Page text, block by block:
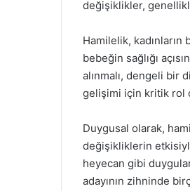
değişiklikler,
Hamilelik, kadınların
bebeğin sağlığı
alınmalı, dengeli bir
gelişimi için kritik rol
Duygusal olarak,
değişikliklerin
heyecan gibi
adayının zihninde